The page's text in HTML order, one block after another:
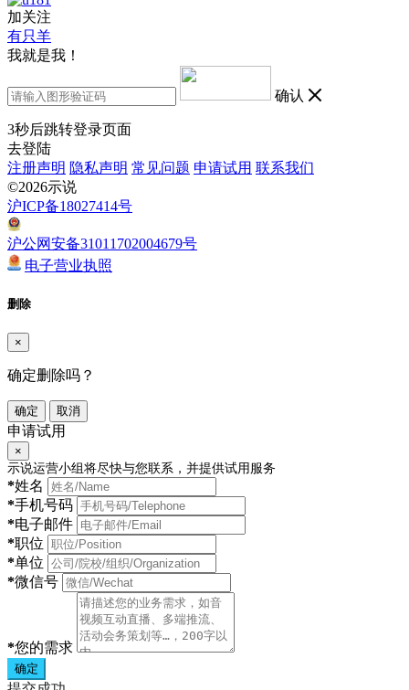
加关注
有只羊
我就是我！
确认
3秒后跳转登录页面
去登陆
注册声明 隐私声明 常见问题 申请试用 联系我们
©2026示说
沪ICP备18027414号
沪公网安备31011702004679号
电子营业执照
删除
×
确定删除吗？
确定 取消
申请试用
×
示说运营小组将尽快与您联系，并提供试用服务
*姓名
*手机号码
*电子邮件
*职位
*单位
*微信号
*您的需求
确定